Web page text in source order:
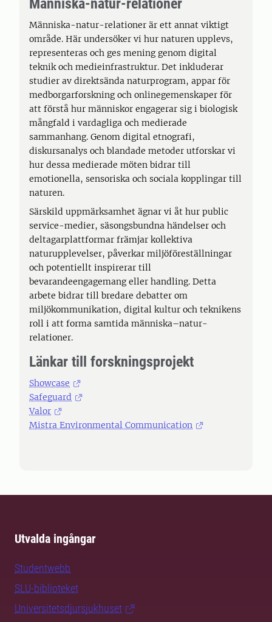
Människa-natur-relationer
Människa-natur-relationer är ett annat viktigt
område. Här undersöker vi hur naturen upplevs,
representeras och ges mening genom digital
teknik och medieinfrastruktur. Det inkluderar
studier av direktsända naturprogram, appar för
medborgarforskning och onlinegemenskaper för
att förstå hur människor engagerar sig i biologisk
mångfald i vardagliga och medierade
sammanhang. Genom digital etnografi,
diskursanalys och blandade metoder utforskar vi
hur dessa medierade möten bidrar till
emotionella, sensoriska och sociala kopplingar till
naturen.
Särskild uppmärksamhet ägnar vi åt hur public
service-medier, säsongsbundna händelser och
deltagarplattformar främjar kollektiva
naturupplevelser, påverkar miljöföreställningar
och potentiellt inspirerar till
bevarandeengagemang eller handling. Detta
arbete bidrar till bredare debatter om
miljökommunikation, digital kultur och teknikens
roll i att forma samtida människa–natur-
relationer.
Länkar till forskningsprojekt
Showcase
Safeguard
Valor
Mistra Environmental Communication
Utvalda ingångar
Studentwebb
SLU-biblioteket
Universitetsdjursjukhuset